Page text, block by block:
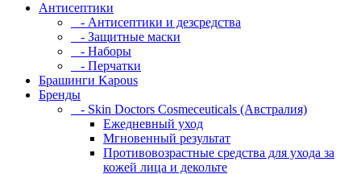
Антисептики
- Антисептики и дезсредства
- Защитные маски
- Наборы
- Перчатки
Брашинги Kapous
Бренды
- Skin Doctors Cosmeceuticals (Австралия)
Ежедневный уход
Мгновенный результат
Противовозрастные средства для ухода за
кожей лица и декольте